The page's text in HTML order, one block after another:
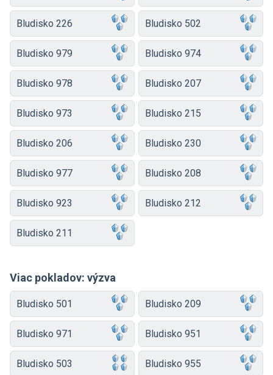
Bludisko 226 Bludisko 502
Bludisko 979 Bludisko 974
Bludisko 978 Bludisko 207
Bludisko 973 Bludisko 215
Bludisko 206 Bludisko 230
Bludisko 977 Bludisko 208
Bludisko 923 Bludisko 212
Bludisko 211
Viac pokladov: výzva
Bludisko 501 Bludisko 209
Bludisko 971 Bludisko 951
Bludisko 503 Bludisko 955